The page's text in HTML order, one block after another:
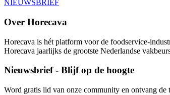
NIEUWSBRIEF
Over Horecava
Horecava is hét platform voor de foodservice-
Horecava jaarlijks de grootste Nederlandse
Nieuwsbrief - Blijf op de hoogte
Word gratis lid van onze community en ontvang